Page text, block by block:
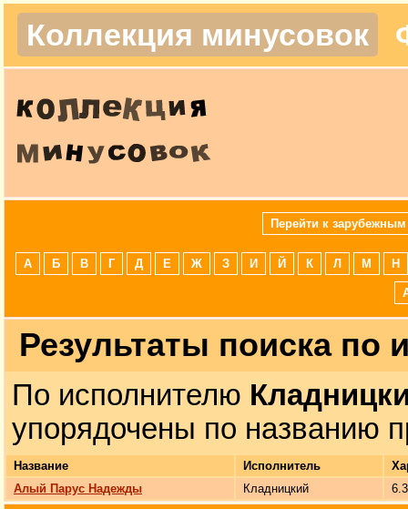
Коллекция минусовок
Перейти к зарубежным
А Б В Г Д Е Ж З И Й К Л М Н
Результаты поиска по
По исполнителю
упорядочены по названию
Название Исполнитель
Алый Парус Надежды
Кладницкий